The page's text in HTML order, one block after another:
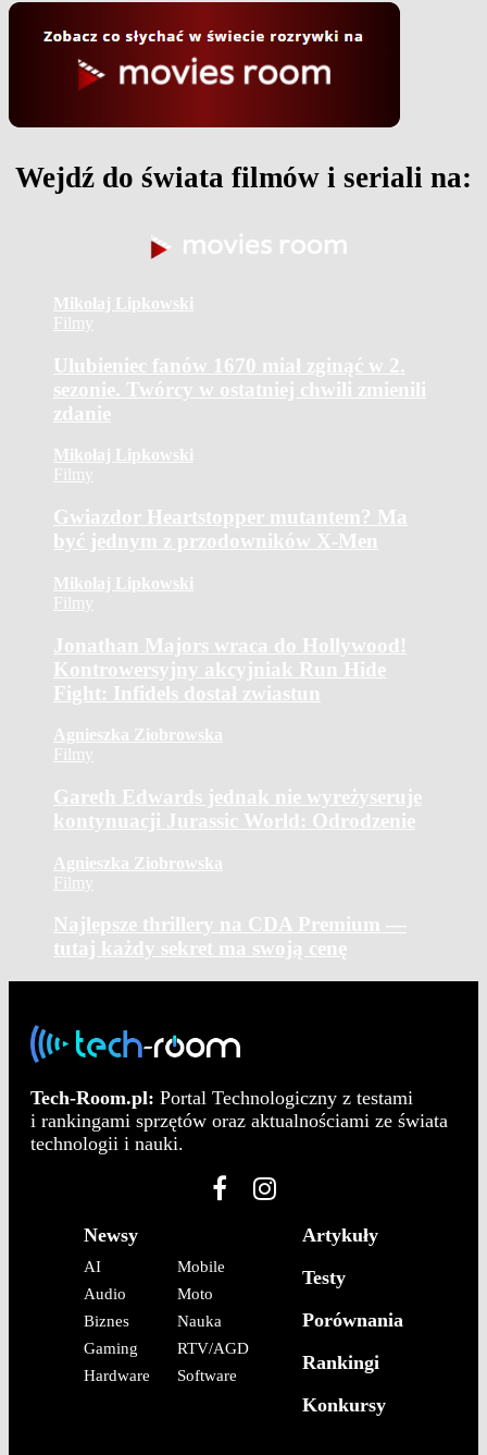
Wejdź do świata filmów i seriali na:
Mikołaj Lipkowski
Filmy
Ulubieniec fanów 1670 miał zginąć w 2.
sezonie. Twórcy w ostatniej chwili zmienili
zdanie
Mikołaj Lipkowski
Filmy
Gwiazdor Heartstopper mutantem? Ma
być jednym z przodowników X-Men
Mikołaj Lipkowski
Filmy
Jonathan Majors wraca do Hollywood!
Kontrowersyjny akcyjniak Run Hide
Fight: Infidels dostał zwiastun
Agnieszka Ziobrowska
Filmy
Gareth Edwards jednak nie wyreżyseruje
kontynuacji Jurassic World: Odrodzenie
Agnieszka Ziobrowska
Filmy
Najlepsze thrillery na CDA Premium —
tutaj każdy sekret ma swoją cenę
Tech-Room.pl: Portal Technologiczny z testami
i rankingami sprzętów oraz aktualnościami ze świata
technologii i nauki.
Newsy
AI
Audio
Biznes
Gaming
Hardware
Mobile
Moto
Nauka
RTV/AGD
Software
Artykuły
Testy
Porównania
Rankingi
Konkursy